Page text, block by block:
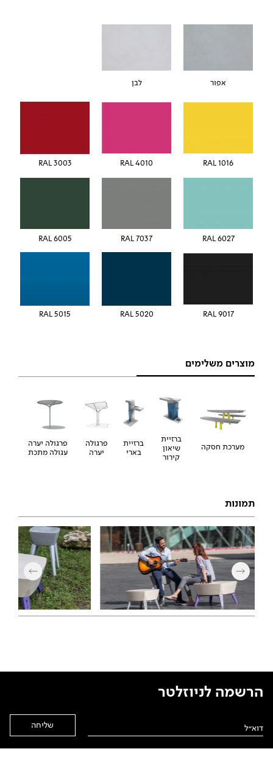
אפור לבן
RAL 1016
RAL 4010
RAL 3003
RAL 6027
RAL 7037
RAL 6005
RAL 9017
5020 RAL
5015 RAL
מוצרים משלימים
מערכת חסקה
ברזיית
שיאון
קירור
ברזיית
בארי
פרגולה
יערה
פרגולה יערה
עגולה מתכת
תמונות
הרשמה לניוזלטר